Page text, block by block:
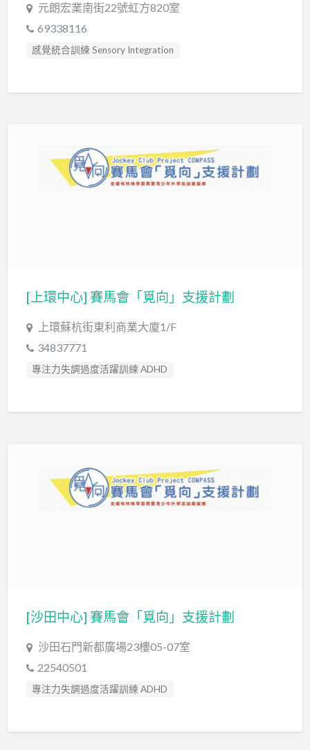
元朗宏業南街22號虹方820室
69338116
感覺統合訓練 Sensory Integration
[上環中心] 賽馬會「覓向」支援計劃
上環蘇杭街東利商業大廈1/F
34837771
專注力失調過度活躍訓練 ADHD
[沙田中心] 賽馬會「覓向」支援計劃
沙田石門新都廣場23樓05-07室
22540501
專注力失調過度活躍訓練 ADHD